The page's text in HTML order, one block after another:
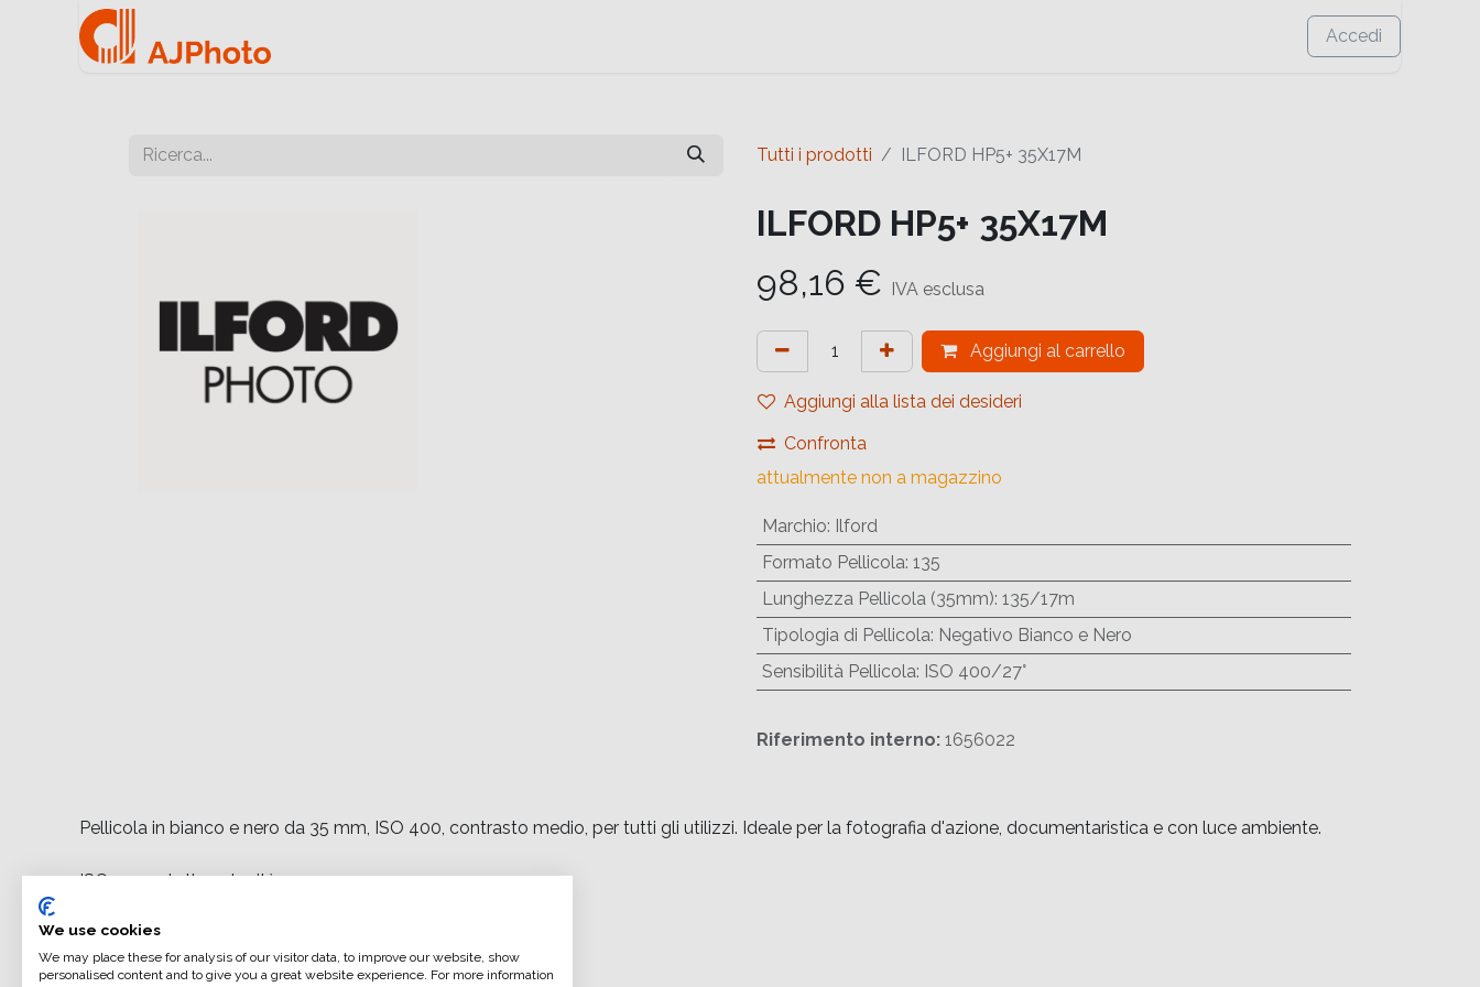
Accedi
Tutti i prodotti ILFORD HP5+ 35X17M
ILFORD HP5+ 35X17M
98,16 € IVA esclusa
Aggiungi al carrello
Aggiungi alla lista dei desideri
Confronta
attualmente non a magazzino
Marchio: Ilford
Formato Pellicola: 135
Lunghezza Pellicola (35mm): 135/17m
Tipologia di Pellicola: Negativo Bianco e Nero
Sensibilità Pellicola: ISO 400/27°
Riferimento interno: 1656022
Pellicola in bianco e nero da 35 mm, ISO 400, contrasto medio, per tutti gli utilizzi. Ideale per la fotografia d'azione, documentaristica e con luce ambiente.
ISO 400 ad alta velocità
° Ampia latitudine di esposizione
° 35mm, 120 Roll & Sheet Film disponibili
We use cookies
We may place these for analysis of our visitor data, to improve our website, show
personalised content and to give you a great website experience. For more information